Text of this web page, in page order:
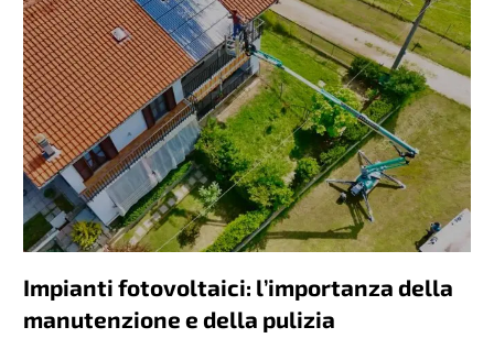
Impianti fotovoltaici: l’importanza della
manutenzione e della pulizia